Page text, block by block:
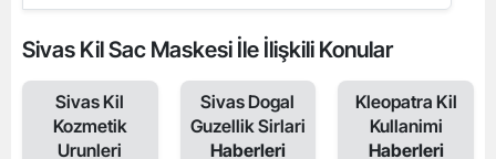
Sivas Kil Sac Maskesi İle İlişkili Konular
Sivas Kil
Kozmetik
Urunleri
Sivas Dogal
Guzellik Sirlari
Haberleri
Kleopatra Kil
Kullanimi
Haberleri